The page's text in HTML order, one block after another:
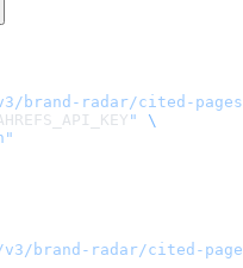
brand-radar/cited-pages
"
\
brand-radar/cited-